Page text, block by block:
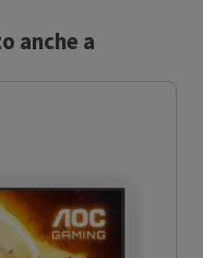
anche a